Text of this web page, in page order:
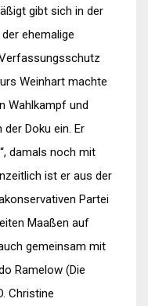
gibt sich in der
ehemalige
Weinhart machte
Wahlkampf und
Doku ein. Er
damals noch mit
ist er aus der
Partei
Maaßen auf
gemeinsam mit
Ramelow (Die
Christine